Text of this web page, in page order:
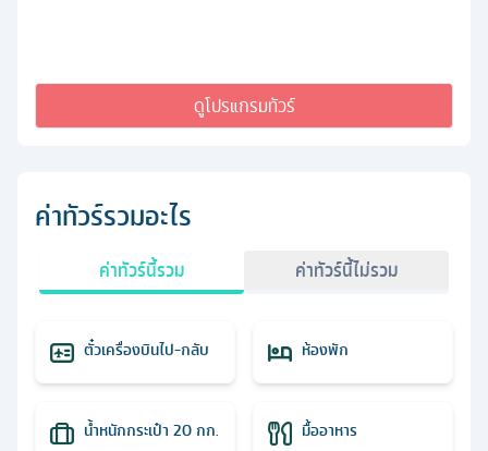
ดูโปรแกรมทัวร์
ค่าทัวร์รวมอะไร
ค่าทัวร์นี้รวม ค่าทัวร์นี้ไม่รวม
ตั๋วเครื่องบินไป-กลับ ห้องพัก
น้ำหนักกระเป๋า 20 กก. มื้ออาหาร